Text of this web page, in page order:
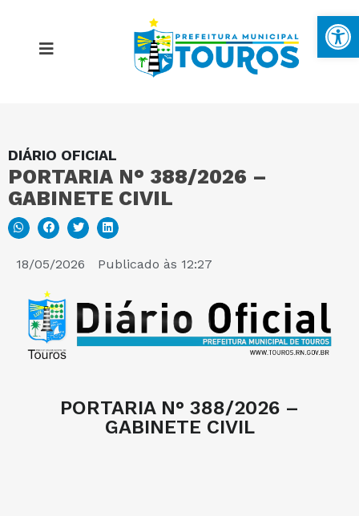
DIÁRIO OFICIAL
PORTARIA N° 388/2026 –
GABINETE CIVIL
18/05/2026 Publicado às 12:27
PORTARIA N° 388/2026 –
GABINETE CIVIL
MAPA DO SITE
PORTAL DA TRANSPARÊNCIA
E-SIC
PERGUNTAS FREQUENTES